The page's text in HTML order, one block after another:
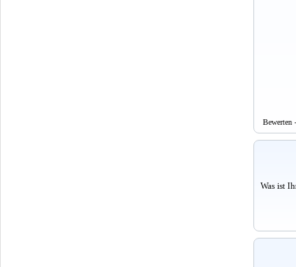
Bewerten
Was ist